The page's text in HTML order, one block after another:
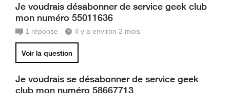
Je voudrais désabonner de service geek club
mon numéro 55011636
1 réponse Il y a environ 2 mois
Voir la question
Je voudrais se désabonner de service geek
club mon numéro 58667713